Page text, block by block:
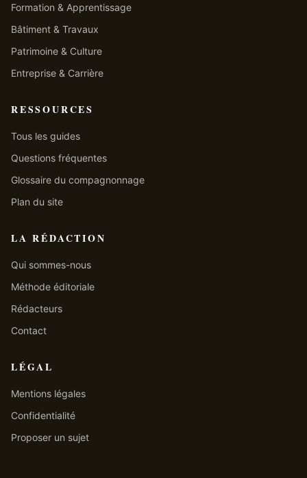
Formation & Apprentissage
Bâtiment & Travaux
Patrimoine & Culture
Entreprise & Carrière
RESSOURCES
Tous les guides
Questions fréquentes
Glossaire du compagnonnage
Plan du site
LA RÉDACTION
Qui sommes-nous
Méthode éditoriale
Rédacteurs
Contact
LÉGAL
Mentions légales
Confidentialité
Proposer un sujet